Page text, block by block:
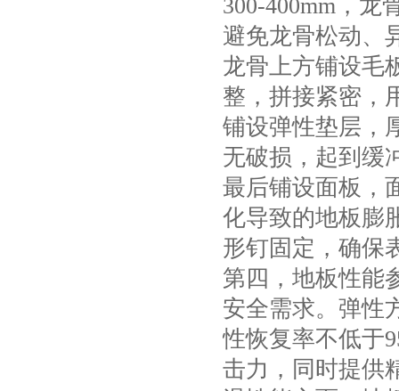
300-400mm，龙
避免龙骨松动、
龙骨上方铺设毛
整，拼接紧密，
铺设弹性垫层，
无破损，起到缓
最后铺设面板，
化导致的地板膨
形钉固定，确保
第四，地板性能
安全需求。弹性
性恢复率不低于
击力，同时提供